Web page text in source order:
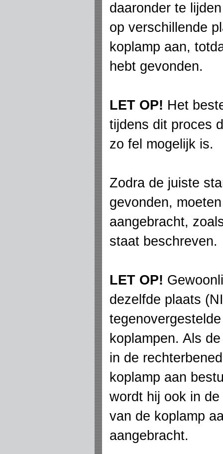
daaronder te
op verschillende
koplamp aan,
hebt gevonden.
LET OP! Het
tijdens dit proces
zo fel mogelijk is.
Zodra de juiste
gevonden,
aangebracht,
staat beschreven.
LET OP!
dezelfde plaats
koplampen. Als
in de
koplamp aan
wordt hij ook in
van de koplamp
aangebracht.